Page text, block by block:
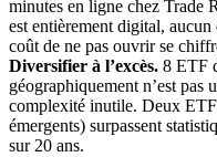
minutes en ligne chez Trade
est entièrement digital,
coût de ne pas ouvrir se
Diversifier à l’excès. 8 ETF
géographiquement n’est pas
complexité inutile. Deux
émergents) surpassent
sur 20 ans.